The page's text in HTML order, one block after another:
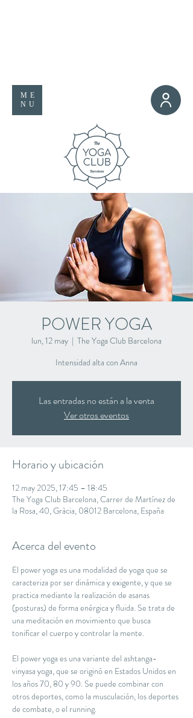
ME
NU
POWER YOGA
lun, 12 may
  |
The Yoga Club Barcelona
Intensidad alta con Anna
Las entradas no están a la venta
Ver otros eventos
Horario y ubicación
12 may 2025, 17:45 – 18:45
The Yoga Club Barcelona, Carrer de Martínez de
la Rosa, 40, Gràcia, 08012 Barcelona, España
Acerca del evento
El power yoga es una modalidad de yoga que se
caracteriza por ser dinámica y exigente, y que se
practica mediante la realización de asanas
(posturas) de forma enérgica y fluida. Se trata de
una meditación en movimiento que busca
tonificar el cuerpo y controlar la mente.
El power yoga es una variante del ashtanga-
vinyasa yoga, que se originó en Estados Unidos en
los años 70, 80 y 90. Se puede combinar con
otros deportes, como la musculación, los deportes
de combate, o el running.